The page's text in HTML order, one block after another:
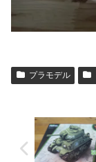
プラモデル